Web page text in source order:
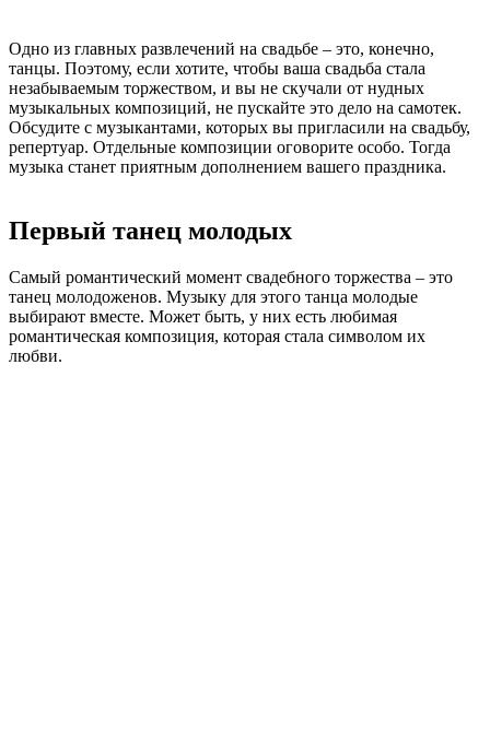
Одно из главных развлечений на свадьбе – это, конечно,
танцы. Поэтому, если хотите, чтобы ваша свадьба стала
незабываемым торжеством, и вы не скучали от нудных
музыкальных композиций, не пускайте это дело на самотек.
Обсудите с музыкантами, которых вы пригласили на свадьбу,
репертуар. Отдельные композиции оговорите особо. Тогда
музыка станет приятным дополнением вашего праздника.
Первый танец молодых
Самый романтический момент свадебного торжества – это
танец молодоженов. Музыку для этого танца молодые
выбирают вместе. Может быть, у них есть любимая
романтическая композиция, которая стала символом их
любви.